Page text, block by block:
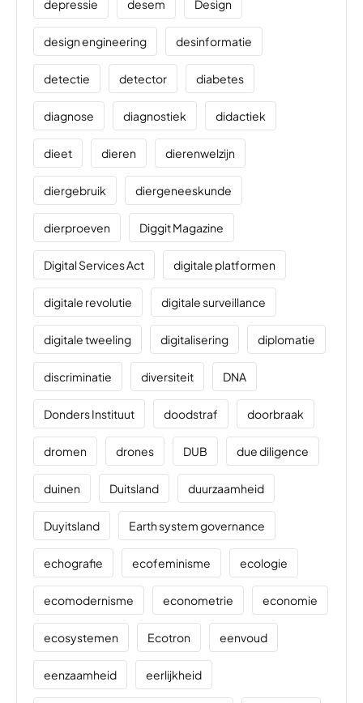
depressie desem Design
design engineering desinformatie
detectie detector diabetes
diagnose diagnostiek didactiek
dieet dieren dierenwelzijn
diergebruik diergeneeskunde
dierproeven Diggit Magazine
Digital Services Act digitale platformen
digitale revolutie digitale surveillance
digitale tweeling digitalisering diplomatie
discriminatie diversiteit DNA
Donders Instituut doodstraf doorbraak
dromen drones DUB due diligence
duinen Duitsland duurzaamheid
Duyitsland Earth system governance
echografie ecofeminisme ecologie
ecomodernisme econometrie economie
ecosystemen Ecotron eenvoud
eenzaamheid eerlijkheid